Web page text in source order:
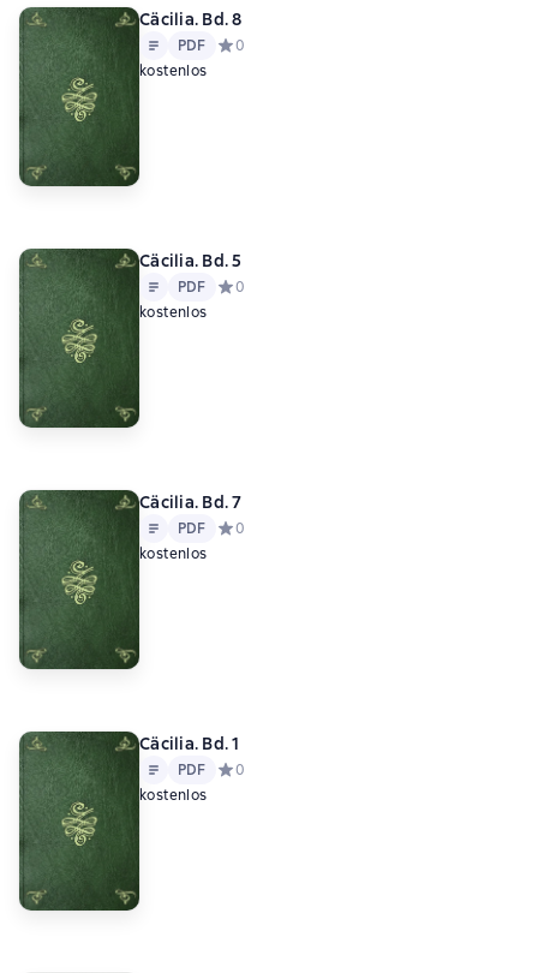
Cäcilia. Bd. 8
Text PDF
PDF Средний рейтинг 0 на основе 0 оценок
0
kostenlos
Cäcilia. Bd. 5
Text PDF
PDF Средний рейтинг 0 на основе 0 оценок
0
kostenlos
Cäcilia. Bd. 7
Text PDF
PDF Средний рейтинг 0 на основе 0 оценок
0
kostenlos
Cäcilia. Bd. 1
Text PDF
PDF Средний рейтинг 0 на основе 0 оценок
0
kostenlos